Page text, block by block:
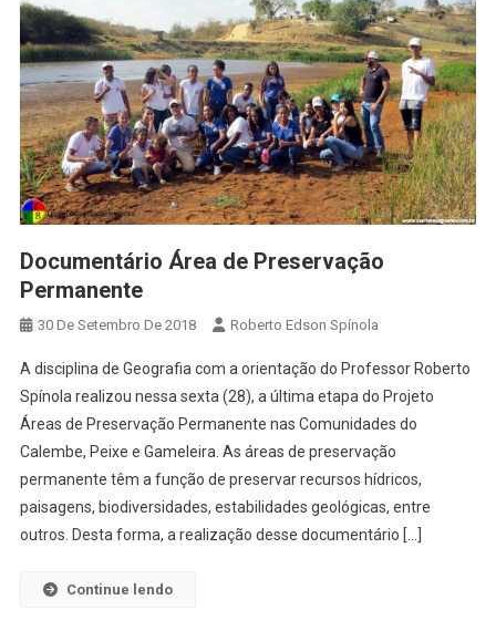
Documentário Área de Preservação
Permanente
30 De Setembro De 2018 Roberto Edson Spínola
A disciplina de Geografia com a orientação do Professor Roberto
Spínola realizou nessa sexta (28), a última etapa do Projeto
Áreas de Preservação Permanente nas Comunidades do
Calembe, Peixe e Gameleira. As áreas de preservação
permanente têm a função de preservar recursos hídricos,
paisagens, biodiversidades, estabilidades geológicas, entre
outros. Desta forma, a realização desse documentário […]
Continue lendo